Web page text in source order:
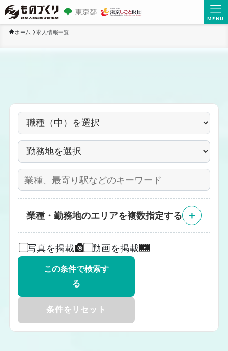
MENU
ホーム 求人情報一覧
業種・勤務地のエリアを複数指定する ＋
メカトロニクス・エレクトロニクス系
建築・土木・プラント系
写真を掲載 動画を掲載
この条件で検索す
る
条件をリセット